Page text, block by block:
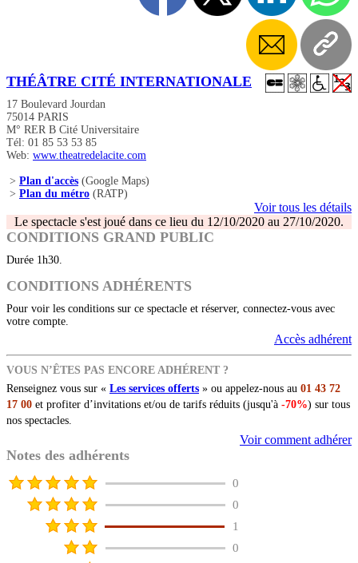
THÉÂTRE CITÉ INTERNATIONALE
17 Boulevard Jourdan
75014 PARIS
M° RER B Cité Universitaire
Tél: 01 85 53 53 85
Web: www.theatredelacite.com
> Plan d'accès (Google Maps)
> Plan du métro (RATP)
Voir tous les détails
Le spectacle s'est joué dans ce lieu du 12/10/2020 au 27/10/2020.
CONDITIONS GRAND PUBLIC
Durée 1h30.
CONDITIONS ADHÉRENTS
Pour voir les conditions sur ce spectacle et réserver, connectez-vous avec
votre compte.
Accès adhérent
VOUS N’ÊTES PAS ENCORE ADHÉRENT ?
Renseignez vous sur « Les services offerts » ou appelez-nous au 01 43 72
17 00 et profiter d’invitations et/ou de tarifs réduits (jusqu'à -70%) sur tous
nos spectacles.
Voir comment adhérer
Notes des adhérents
0
0
1
0